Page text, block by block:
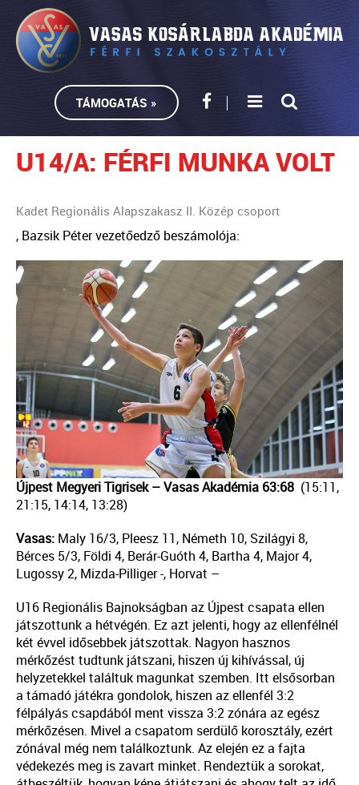
TÁMOGATÁS »
U14/A: FÉRFI MUNKA VOLT
Kadet Regionális Alapszakasz II. Közép csoport
, Bazsik Péter vezetőedző beszámolója:
Újpest Megyeri Tigrisek – Vasas Akadémia 63:68 (15:11,
21:15, 14:14, 13:28)
Vasas: Maly 16/3, Pleesz 11, Németh 10, Szilágyi 8,
Bérces 5/3, Földi 4, Berár-Guóth 4, Bartha 4, Major 4,
Lugossy 2, Mizda-Pilliger -, Horvat –
U16 Regionális Bajnokságban az Újpest csapata ellen
játszottunk a hétvégén. Ez azt jelenti, hogy az ellenfélnél
két évvel idősebbek játszottak. Nagyon hasznos
mérkőzést tudtunk játszani, hiszen új kihívással, új
helyzetekkel találtuk magunkat szemben. Itt elsősorban
a támadó játékra gondolok, hiszen az ellenfél 3:2
félpályás csapdából ment vissza 3:2 zónára az egész
mérkőzésen. Mivel a csapatom serdülő korosztály, ezért
zónával még nem találkoztunk. Az elején ez a fajta
védekezés meg is zavart minket. Rendeztük a sorokat,